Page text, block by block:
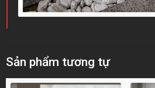
Sản phẩm tương tự